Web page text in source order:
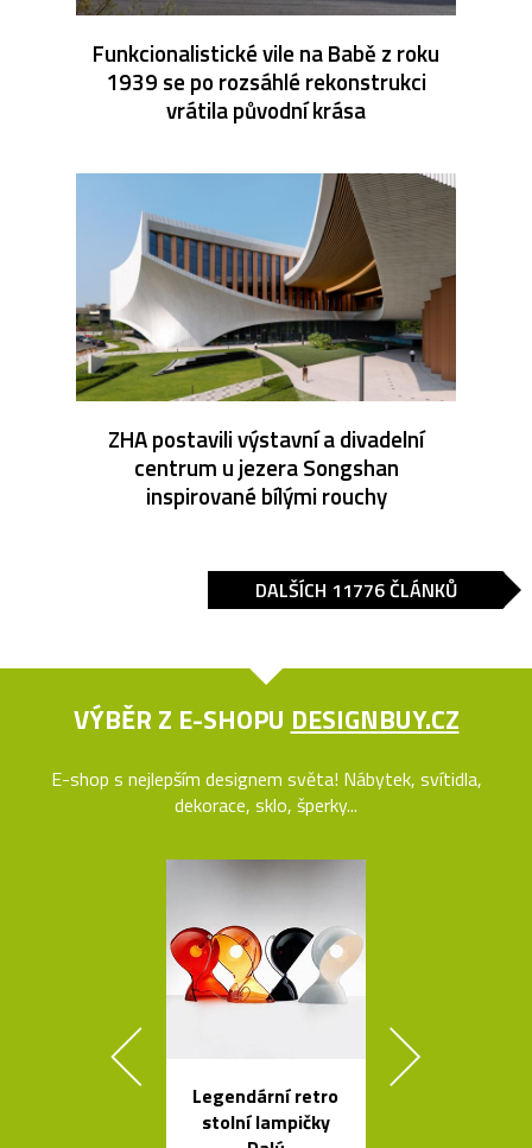
Funkcionalistické vile na Babě z roku
1939 se po rozsáhlé rekonstrukci
vrátila původní krása
ZHA postavili výstavní a divadelní
centrum u jezera Songshan
inspirované bílými rouchy
DALŠÍCH 11776 ČLÁNKŮ
VÝBĚR Z E-SHOPU DESIGNBUY.CZ
E-shop s nejlepším designem světa! Nábytek, svítidla,
dekorace, sklo, šperky...
Legendární retro
stolní lampičky